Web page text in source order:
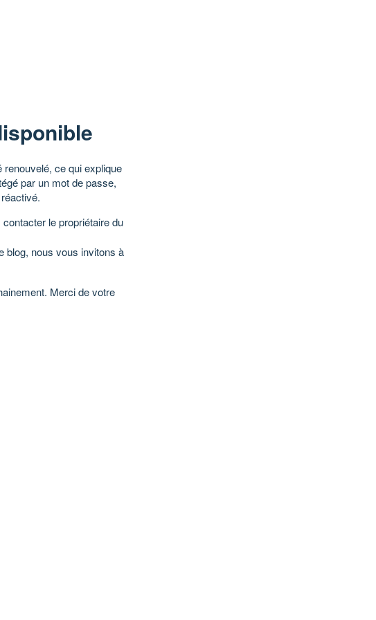
renouvelé, ce qui explique
par un mot de passe,
le propriétaire du
blog, nous vous invitons à
Merci de votre